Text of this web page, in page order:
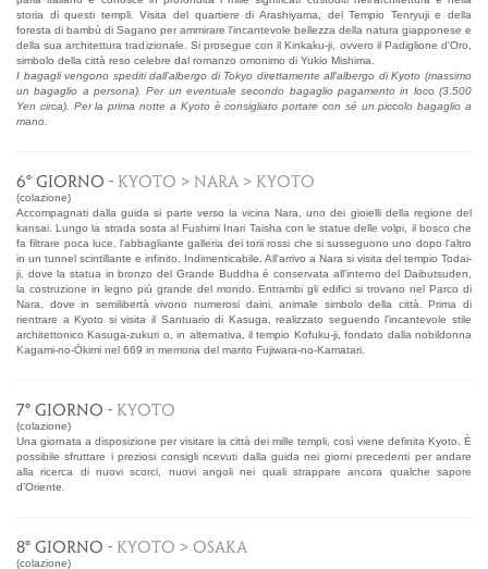
storia di questi templi. Visita del quartiere di Arashiyama, del Tempio Tenryuji e della
foresta di bambù di Sagano per ammirare l'incantevole bellezza della natura giapponese e
della sua architettura tradizionale. Si prosegue con il Kinkaku-ji, ovvero il Padiglione d'Oro,
simbolo della città reso celebre dal romanzo omonimo di Yukio Mishima.
I bagagli vengono spediti dall'albergo di Tokyo direttamente all'albergo di Kyoto (massimo
un bagaglio a persona). Per un eventuale secondo bagaglio pagamento in loco (3.500
Yen circa). Per la prima notte a Kyoto è consigliato portare con sé un piccolo bagaglio a
mano.
6° GIORNO - KYOTO > NARA > KYOTO
(colazione)
Accompagnati dalla guida si parte verso la vicina Nara, uno dei gioielli della regione del
kansai. Lungo la strada sosta al Fushimi Inari Taisha con le statue delle volpi, il bosco che
fa filtrare poca luce, l'abbagliante galleria dei torii rossi che si susseguono uno dopo l'altro
in un tunnel scintillante e infinito. Indimenticabile. All'arrivo a Nara si visita del tempio Todai-
ji, dove la statua in bronzo del Grande Buddha è conservata all'interno del Daibutsuden,
la costruzione in legno più grande del mondo. Entrambi gli edifici si trovano nel Parco di
Nara, dove in semilibertà vivono numerosi daini, animale simbolo della città. Prima di
rientrare a Kyoto si visita il Santuario di Kasuga, realizzato seguendo l'incantevole stile
architettonico Kasuga-zukuri o, in alternativa, il tempio Kofuku-ji, fondato dalla nobildonna
Kagami-no-Ōkimi nel 669 in memoria del marito Fujiwara-no-Kamatari.
7° GIORNO - KYOTO
(colazione)
Una giornata a disposizione per visitare la città dei mille templi, così viene definita Kyoto. È
possibile sfruttare i preziosi consigli ricevuti dalla guida nei giorni precedenti per andare
alla ricerca di nuovi scorci, nuovi angoli nei quali strappare ancora qualche sapore
d’Oriente.
8° GIORNO - KYOTO > OSAKA
(colazione)